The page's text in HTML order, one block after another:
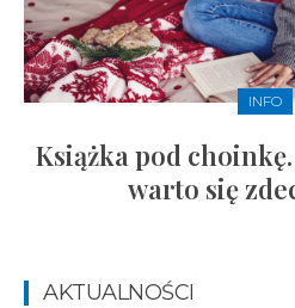
INFO
Książka pod
warto się
AKTUALNOŚCI